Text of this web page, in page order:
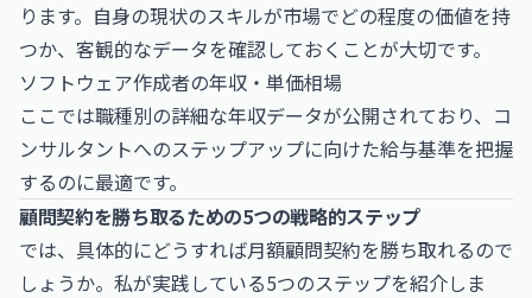
ります。自身の現状のスキルが市場でどの程度の価値を持
つか、客観的なデータを確認しておくことが大切です。
ソフトウェア作成者の年収・単価相場
ここでは職種別の詳細な年収データが公開されており、コ
ンサルタントへのステップアップに向けた給与基準を把握
するのに最適です。
顧問契約を勝ち取るための5つの戦略的ステップ
では、具体的にどうすれば月額顧問契約を勝ち取れるので
しょうか。私が実践している5つのステップを紹介しま